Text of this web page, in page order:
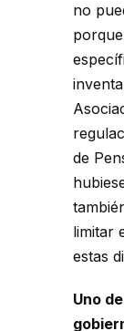
no
de
limitar
estas
Uno